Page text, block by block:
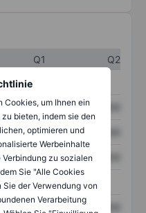
Cookies, um Ihnen ein
bieten, indem sie den
optimieren und
Werbeinhalte
zu sozialen
Sie "Alle Cookies
der Verwendung von
Verarbeitung
Q1
Q2
XXXXXXX XXXXXXX
XXXXXXX XXXXXXX
XXXXXXX XXXXXXX
XXXXXXX